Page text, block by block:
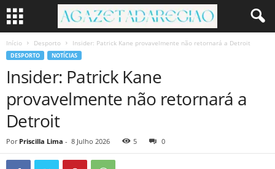
Início Desporto Insider: Patrick Kane provavelmente não retornará a Detroit
DESPORTO NOTÍCIAS
Insider: Patrick Kane
provavelmente não retornará a
Detroit
Por Priscilla Lima - 8 Julho 2026 5 0